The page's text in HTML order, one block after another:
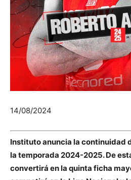
14/08/2024
Instituto anuncia la continuidad
la temporada 2024-2025. De
convertirá en la quinta ficha